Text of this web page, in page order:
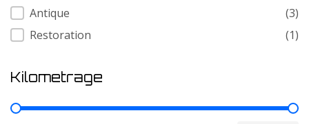
Antique
(3)
Restoration
(1)
Kilometrage
Kilometrage